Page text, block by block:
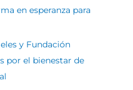
en esperanza para
y Fundación
por el bienestar de